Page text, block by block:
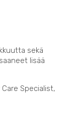
sekä
lisää
Specialist,